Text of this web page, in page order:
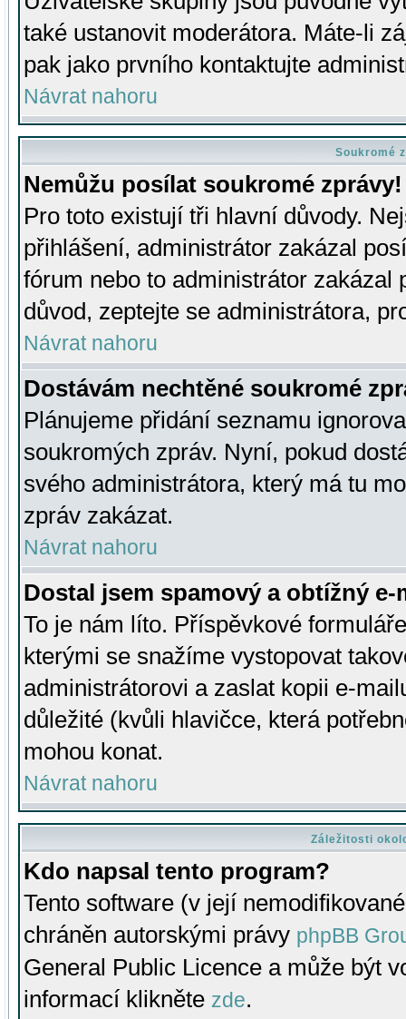
také ustanovit moderátora. Máte-li
pak jako prvního kontaktujte
Návrat nahoru
Soukromé
Nemůžu posílat soukromé zprávy!
Pro toto existují tři hlavní důvody.
přihlášení, administrátor zakázal
fórum nebo to administrátor zakázal
důvod, zeptejte se administrátora,
Návrat nahoru
Dostávám nechtěné soukromé
Plánujeme přidání seznamu
soukromých zpráv. Nyní, pokud
svého administrátora, který má tu
zpráv zakázat.
Návrat nahoru
Dostal jsem spamový a obtížný
To je nám líto. Příspěvkové
kterými se snažíme vystopovat
administrátorovi a zaslat kopii e-
důležité (kvůli hlavičce, která
mohou konat.
Návrat nahoru
Záležitosti
Kdo napsal tento program?
Tento software (v její
chráněn autorskými právy phpBB
General Public Licence a může být
informací klikněte zde.